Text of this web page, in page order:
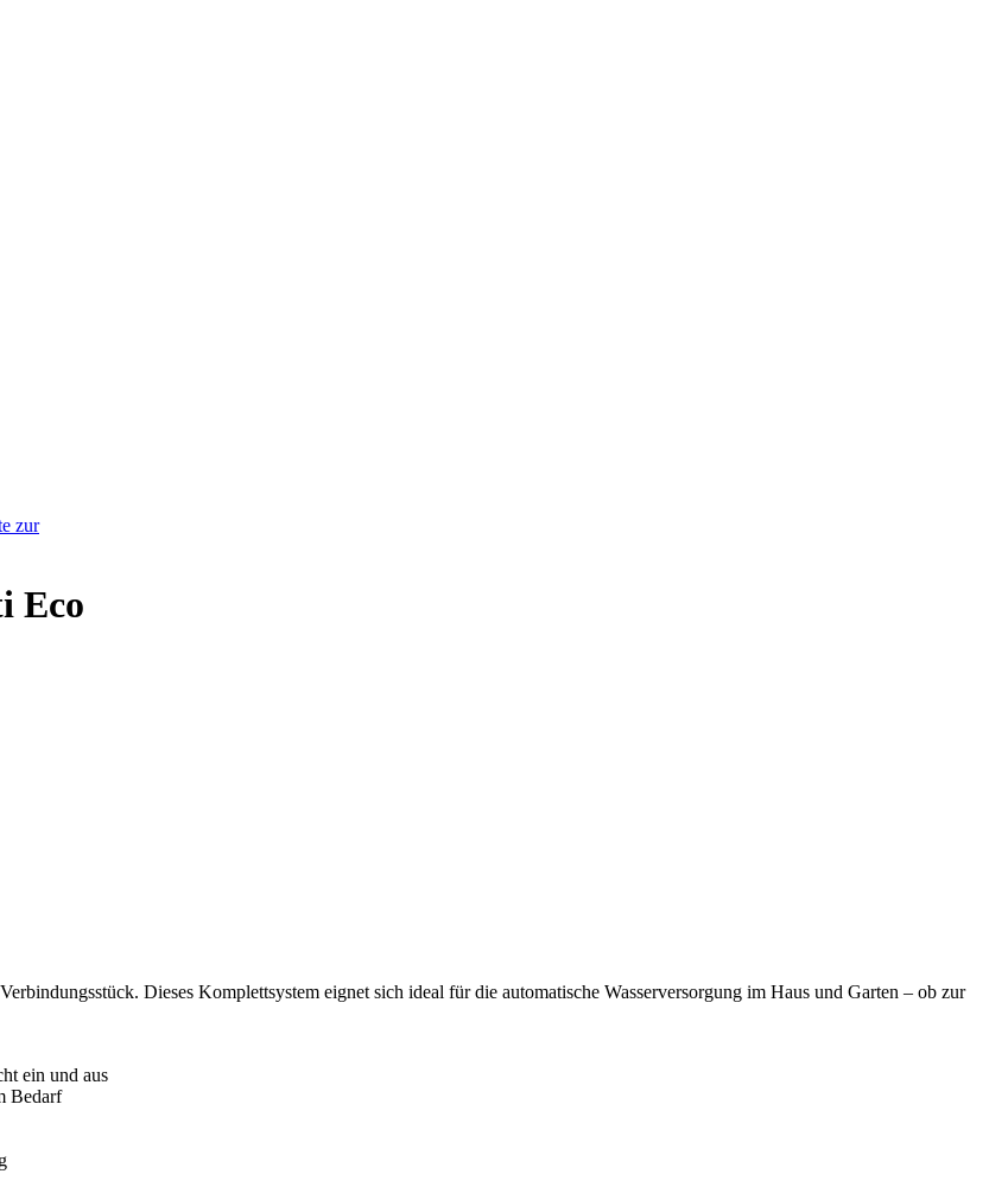
zur
Eco
Dieses Komplettsystem eignet sich ideal für die automatische Wasserversorgung im Haus und Garten – ob zur
ein und aus
Bedarf